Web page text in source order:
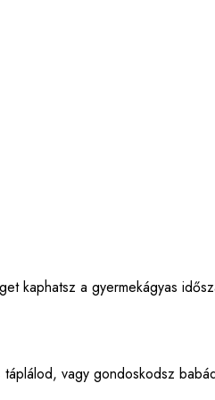
kaphatsz a gyermekágyas
vagy gondoskodsz